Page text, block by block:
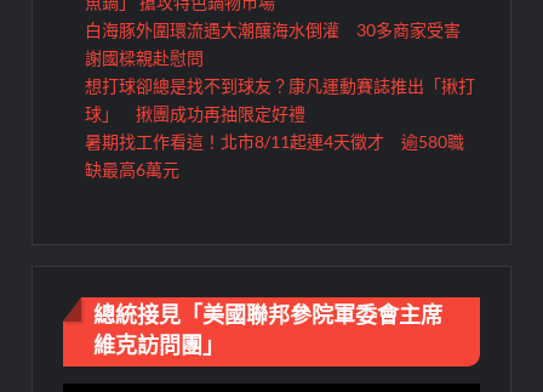
白海豚外圍環流遇大潮釀海水倒灌 30多商家受害
謝國樑親赴慰問
想打球卻總是找不到球友？康凡運動賽誌推出「揪打
球」 揪團成功再抽限定好禮
暑期找工作看這！北市8/11起連4天徵才 逾580職
缺最高6萬元
總統接見「美國聯邦參院軍委會主席
維克訪問團」